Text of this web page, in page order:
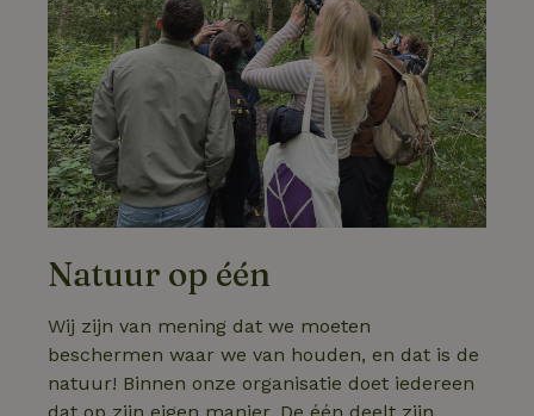
Natuur op één
Wij zijn van mening dat we moeten
beschermen waar we van houden, en dat is de
natuur! Binnen onze organisatie doet iedereen